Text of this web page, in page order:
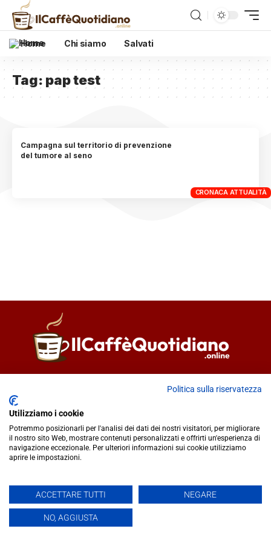
Home Chi siamo Salvati
Tag: pap test
CRONACA ATTUALITÀ
Campagna sul territorio di prevenzione
del tumore al seno
redazione@ilcaffequotidiano.online
C.F. 92076900858
Chi siamo
Privacy & Cookie Policy
IlCaffèQuotidiano.online è una testata giornalistica registrata
presso il Tribunale di Caltanissetta n.02/2024 del 17/07/2024 |
Realizzato da
Politica sulla riservatezza
Utilizziamo i cookie
Potremmo posizionarli per l'analisi dei dati dei nostri visitatori, per migliorare
il nostro sito Web, mostrare contenuti personalizzati e offrirti un'esperienza di
navigazione eccezionale. Per ulteriori informazioni sui cookie utilizziamo
aprire le impostazioni.
ACCETTARE TUTTI NEGARE
NO, AGGIUSTA